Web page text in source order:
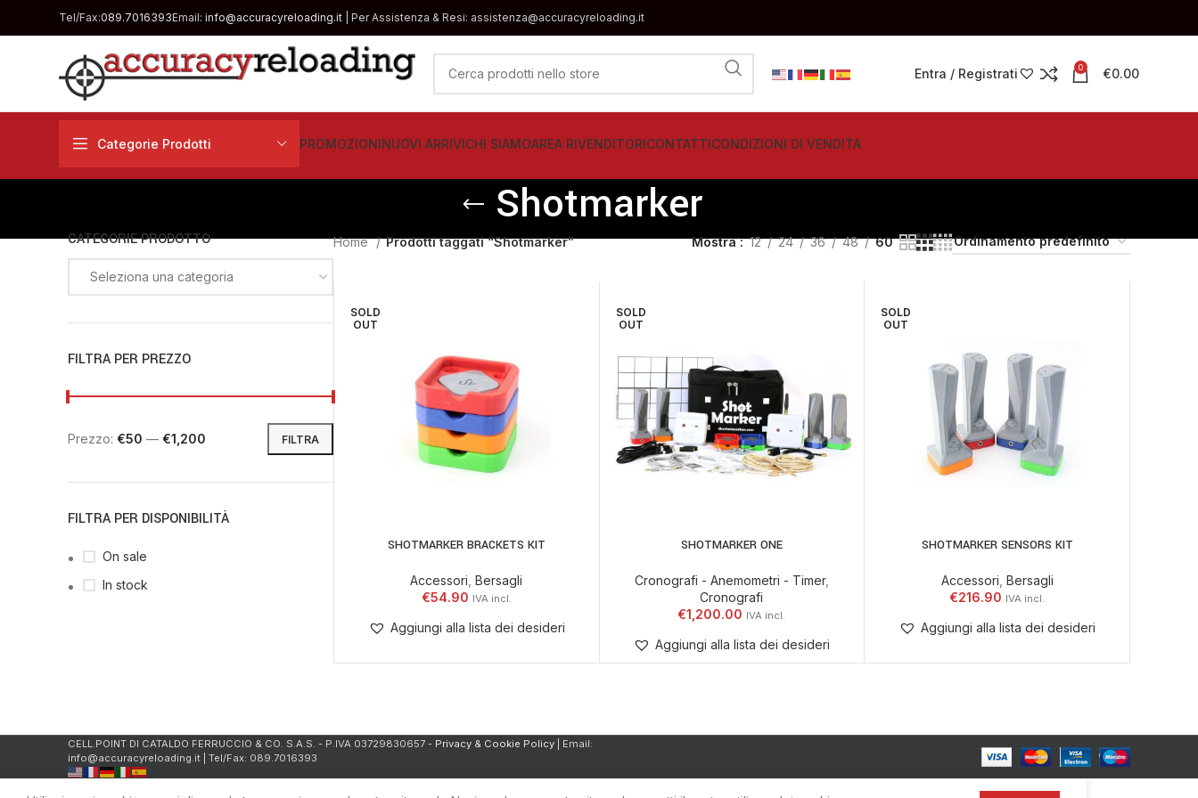
Tel/Fax:089.7016393Email: info@accuracyreloading.it | Per Assistenza & Resi: assistenza@accuracyreloading.it
Entra / Registrati 0 €0.00
Categorie Prodotti PROMOZIONINUOVI ARRIVICHI SIAMOAREA RIVENDITORICONTATTICONDIZIONI DI VENDITA
Shotmarker
CATEGORIE PRODOTTO
Seleziona una categoria
FILTRA PER PREZZO
FILTRA
Prezzo: €50 — €1,200
FILTRA PER DISPONIBILITÀ
On sale
In stock
Home Prodotti taggati “Shotmarker” Mostra 12 24 36 48 60
SOLD
OUT
LEGGI TUTTOSHOTMARKER BRACKETS KIT
Accessori ,Bersagli
€54.90
Aggiungi alla lista dei desideri
SOLD
OUT
LEGGI TUTTOSHOTMARKER ONE
Cronografi - Anemometri - Timer,
Cronografi
€1,200.00
Aggiungi alla lista dei desideri
SOLD
OUT
LEGGI TUTTOSHOTMARKER SENSORS KIT
Accessori Bersagli
€216.90
Aggiungi alla lista dei desideri
CELL.POINT DI CATALDO FERRUCCIO & CO. S.A.S. - P.IVA 03729830657 - Privacy & Cookie Policy | Email:
info@accuracyreloading.it | Tel/Fax: 089.7016393